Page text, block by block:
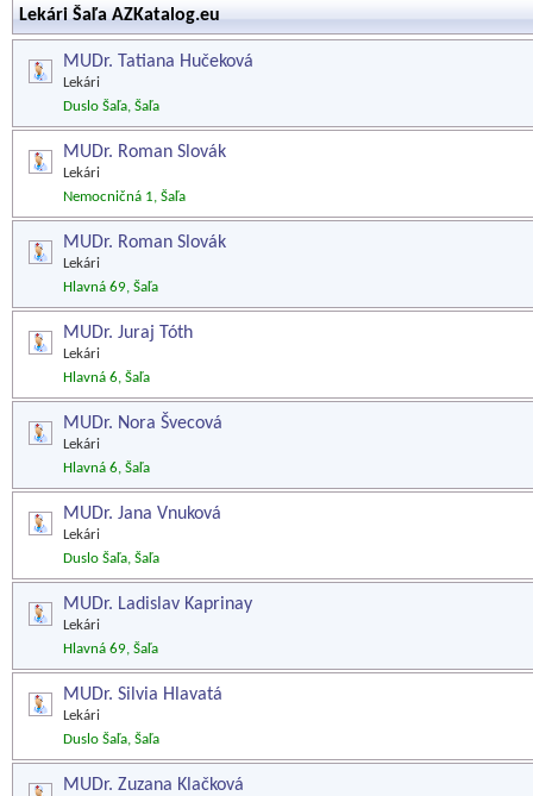
Lekári Šaľa AZKatalog.eu
MUDr. Tatiana Hučeková
Lekári
Duslo Šaľa, Šaľa
MUDr. Roman Slovák
Lekári
Nemocničná 1, Šaľa
MUDr. Roman Slovák
Lekári
Hlavná 69, Šaľa
MUDr. Juraj Tóth
Lekári
Hlavná 6, Šaľa
MUDr. Nora Švecová
Lekári
Hlavná 6, Šaľa
MUDr. Jana Vnuková
Lekári
Duslo Šaľa, Šaľa
MUDr. Ladislav Kaprinay
Lekári
Hlavná 69, Šaľa
MUDr. Silvia Hlavatá
Lekári
Duslo Šaľa, Šaľa
MUDr. Zuzana Klačková